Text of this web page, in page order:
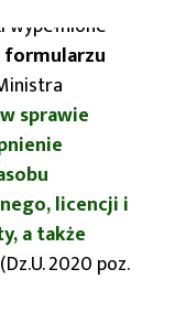
wypełnione
formularzu
w sprawie
licencji i
a także
(Dz.U. 2020 poz.